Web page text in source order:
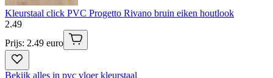
Kleurstaal click PVC Progetto Rivano bruin eiken houtlook
2.49
Prijs: 2.49 euro
Bekijk alles in pvc vloer kleurstaal